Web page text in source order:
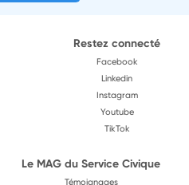
Restez connecté
Facebook
Linkedin
Instagram
Youtube
TikTok
Le MAG du Service Civique
Témoignages